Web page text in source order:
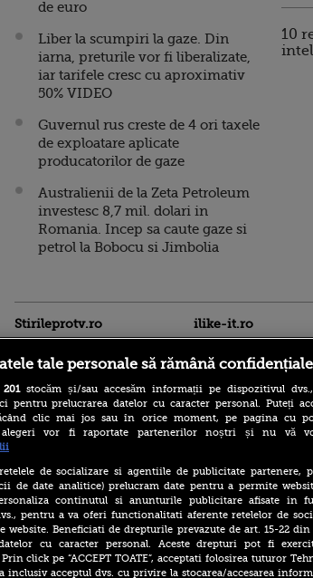
de euro
Liber la scumpiri la gaze. Din
iarna, preturile vor fi liberalizate,
iar tarifele cresc cu aproximativ
50% VIDEO
Guvernul rus creste de 4 ori taxele
de exploatare aplicate
producatorilor de gaze
Australienii de la Zeta Petroleum
investesc 8,7 mil. dolari in
Romania. Incep sa caute gaze si
petrol la Bobocu si Jimbolia
10
Stirileprotv.ro
maşini au fost avariate, iar
traficul rutier a fost închis în
zonă
Meta a fost amendată cu
alte 567 de milioane de
dolari în SUA. Compania a
fost descrisă ca o „pacoste
publică"
ilike-it.ro
tale personale să rămână confidențiale
201stocăm și/sau accesăm informații pe dispozitivul
prelucrarea datelor cu caracter personal. Puteți
clic mai jos sau în orice moment, pe pagina cu
alegeri vor fi raportate partenerilor noștri și nu vă
de socializare si agentiile de publicitate partenere,
de date analitice) prelucram date pentru a permite
continutul si anunturile publicitare afisate in
pentru a va oferi functionalitati aferente retelelor de
website. Beneficiati de drepturile prevazute de art. 15-22 din
cu caracter personal. Aceste drepturi pot fi
click pe “ACCEPT TOATE”, acceptati folosirea tuturor
inclusiv acceptul dvs. cu privire la stocarea/accesarea